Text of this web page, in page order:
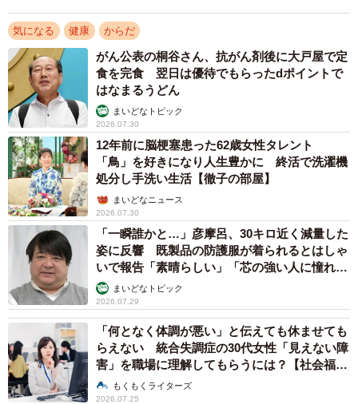
尿路結石はまさにここでも書かれているように「七転八倒
の痛み」や、「人間が感じる最も強い痛みの一つ」とも言
われているそう。
さらには、「尿路結石ができるのは男性の方が多く、男女
比はおよそ2：1とされています。その理由としては、男性
ホルモンが結石の成分となるシュウ酸を増やすためと考え
られています（※1）」とのことで、患者数は男性の方が多
いようです。
ちなみに尿路結石において自然排出できる可能性が高いサ
イズは、一般的に1cm以下と言われていますが、ちるにと
らさんが投稿した尿路結石……まさかの1cm超え！！
今回の投稿に至る経緯をご本人にお伺いしてみました。
痛みは、ある日突然に
気になる 健康 からだ
がん公表の桐谷さん、抗がん剤後に大戸屋で定
食を完食 翌日は優待でもらったdポイントで
はなまるうどん
まいどなトピック
2026.07.30
12年前に脳梗塞患った62歳女性タレント
「鳥」を好きになり人生豊かに 終活で洗濯機
処分し手洗い生活【徹子の部屋】
まいどなニュース
2026.07.30
「一瞬誰かと…」彦摩呂、30キロ近く減量した
姿に反響 既製品の防護服が着られるとはしゃ
いで報告「素晴らしい」「芯の強い人に憧れま
す」まいどなトピック
2026.07.29
「何となく体調が悪い」と伝えても休ませても
らえない 統合失調症の30代女性「見えない障
害」を職場に理解してもらうには？【社会福祉
士が解説】
もくもくライターズ
2026.07.25